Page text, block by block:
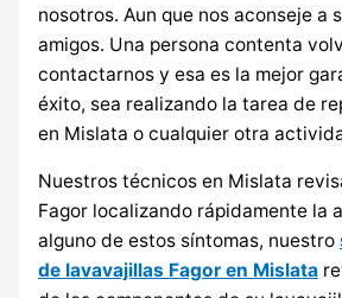
nosotros. Aun que nos aconseje a
amigos. Una persona contenta
contactarnos y esa es la mejor
éxito, sea realizando la tarea de
en Mislata o cualquier otra
Nuestros técnicos en Mislata
Fagor localizando rápidamente la
alguno de estos síntomas, nuestro
de lavavajillas Fagor en Mislata